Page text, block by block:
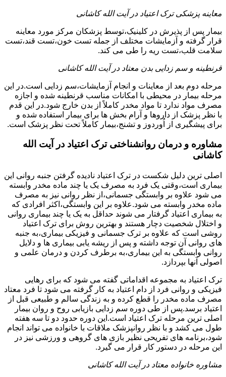
معاینه پزشکی ترک اعتیاد در آیت الله کاشانی
بیمار پس از پذیرش در کلینیک،توسط پزشکان مرکز مورد معاینه
قرار گرفته و آزمایشات مختلف از جمله تست خون،تست قند،تست
سلامت قلب،تست ریه را طی می کند.
قرنطینه و سم زدایی بدن معتاد در آیت الله کاشانی
مرحله دوم بعد از معاینات و انجام آزمایشات،سم زدایی است.در این
مرحله بیمار در محیطی با امکانات مناسب قرنطینه شده و اجازه
مصرف مواد ندارد تا مواد مخدر کاملاً از بدن خارج شود.در این قدم
با نظر پزشک از داروها و آرام بخش ها برای بیمار استفاده شده و
برای پیشگیری از اُوردوز و تشنج،بیمار کاملاً تحت نظر پزشک است.
مشاوره و درمان روانشناختی ترک اعتیاد در آیت الله
کاشانی
اصلی ترین دلیل شکست در ترک اعتیاد نادیده گرفتن جنبه روانی این
بیماری است،وقتی یک فرد به مصرف یک یا چند ماده مخدر وابسته
می شود علاوه بر وابستگی جسمانی،از نظر روانی نیز به مصرف
ماده مخدر وابسته می شود.علاوه بر این وابستگی،اکثر افرادی که
به بیماری اعتیاد گرفتار می شوند حداقل به یک یا چند بیماری روانی
و اختلال شخصیت دچار هستند و بهترین روش برای ترک اعتیاد
روشی است که علاوه بر ترک جسمانی و فیزیکی بیماری،به جنبه
های روانی آن توجه داشته و پس از ریشه یابی بیماری ها و دلایل
روانی وابستگی به این بیماری،به برطرف کردن و درمان علمی و
اصولی آنها بپردازد.
ترک اعتیاد به مجموعه اقداماتی گفته می شود که برای رهایی
فیزیکی و روانی فرد از دام اعتیاد به کار گرفته می شود تا فرد معتاد
مصرف ماده مخدر را قطع کرده و به زندگی سالم و طبیعی قبل از
اعتیاد برسد.پس از طی دوره سم زدایی بازیابی روح و روان بیمار
اصلی ترین مرحله ترک اعتیاد است.این دوره حدود دو تا سه هفته
طول می کشد و با نظر روانپزشک ملاقات با خانواده می تواند انجام
شود،برنامه های تفریحی نظیر بازی های گروهی و ورزشی نیز در
این مرحله در دستور کار قرار می گیرد.
مشاوره خانواده معتاد در آیت الله کاشانی